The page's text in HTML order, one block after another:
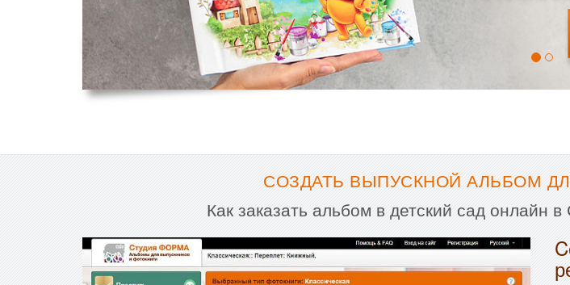
СОЗДАТЬ ВЫПУСКНОЙ АЛЬБОМ
Как заказать альбом в детский сад онлайн